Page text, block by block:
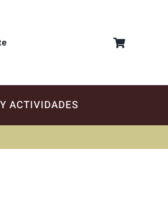
ACTIVIDADES